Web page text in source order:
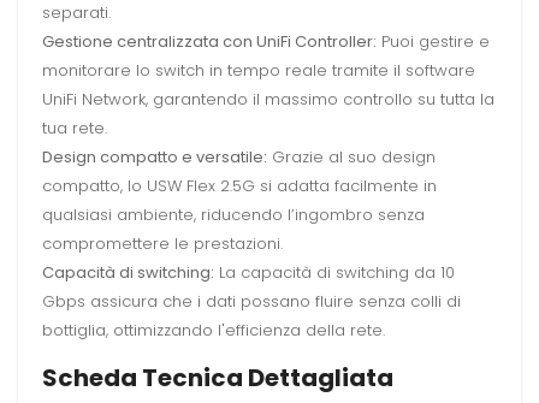
separati.
Gestione centralizzata con UniFi Controller: Puoi gestire e
monitorare lo switch in tempo reale tramite il software
UniFi Network, garantendo il massimo controllo su tutta la
tua rete.
Design compatto e versatile: Grazie al suo design
compatto, lo USW Flex 2.5G si adatta facilmente in
qualsiasi ambiente, riducendo l’ingombro senza
compromettere le prestazioni.
Capacità di switching: La capacità di switching da 10
Gbps assicura che i dati possano fluire senza colli di
bottiglia, ottimizzando l'efficienza della rete.
Scheda Tecnica Dettagliata